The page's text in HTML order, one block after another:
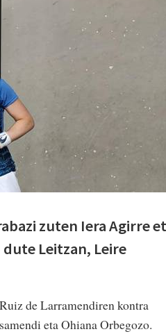
zuten Iera Agirre
Leitzan, Leire
de Larramendiren kontra
eta Ohiana Orbegozo.